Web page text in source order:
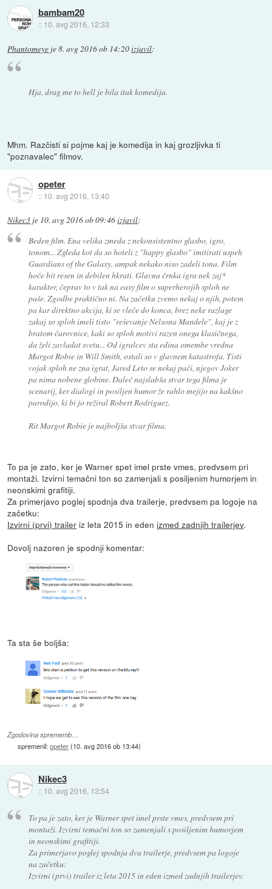
bambam20
:: 10. avg 2016, 12:33
Phantomeye je8. avg 2016 ob 14:20izjavil:
Hja, drag me to hell je bila itak komedija.
Mhm. Razčisti si pojme kaj je komedija in kaj grozljivka ti
"poznavalec" filmov.
opeter
:: 10. avg 2016, 13:40
Nikec3 je 10. avg 2016 ob 09:46izjavil:
Beden film. Ena velika zmeda z nekonsistentno glasbo, igro,
tonom... Zgleda kot da so hoteli z "happy glasbo" imitirati uspeh
Guardians of the Galaxy, ampak nekako niso zadeli tona. Film
hoče bit resen in debilen hkrati. Glavna črnka igra nek zaj*
karakter, čeprav to v tak na easy film o superherojih sploh ne
paše. Zgodbe praktično ni. Na začetku zvemo nekaj o njih, potem
pa kar direktno akcija, ki se vleče do konca, brez neke razlage
zakaj so sploh imeli tisto "reševanje Nelsona Mandele", kaj je z
bratom čarovnice, kaki so sploh motivi razen onega klasičnega,
da želi zavladat svetu... Od igralcev sta edina omembe vredna
Margot Robie in Will Smith, ostali so v glavnem katastrofa. Tisti
vojak sploh ne zna igrat, Jared Leto se nekaj pači, njegov Joker
pa nima nobene globine. Daleč najslabša stvar tega filma je
scenarij, ker dialogi in posiljen humor že rahlo mejijo na kakšno
parodijo, ki bi jo režiral Robert Rodriguez.
Rit Margot Robie je najboljša stvar filma.
To pa je zato, ker je Warner spet imel prste vmes, predvsem pri
montaži. Izvirni temačni ton so zamenjali s posiljenim humorjem in
neonskimi grafitiji.
Za primerjavo poglej spodnja dva trailerje, predvsem pa logoje na
začetku:
Izvirni (prvi) trailer iz leta 2015 in edenizmed zadnjih trailerjev.
Dovolj nazoren je spodnji komentar:
Ta sta še boljša:
Zgodovina sprememb…
spremenil:opeter(10. avg 2016 ob 13:44)
Nikec3
:: 10. avg 2016, 13:54
To pa je zato, ker je Warner spet imel prste vmes, predvsem pri
montaži. Izvirni temačni ton so zamenjali s posiljenim humorjem
in neonskimi grafitiji.
Za primerjavo poglej spodnja dva trailerje, predvsem pa logoje
na začetku:
Izvirni (prvi) trailer iz leta 2015 in eden izmed zadnjih trailerjev.